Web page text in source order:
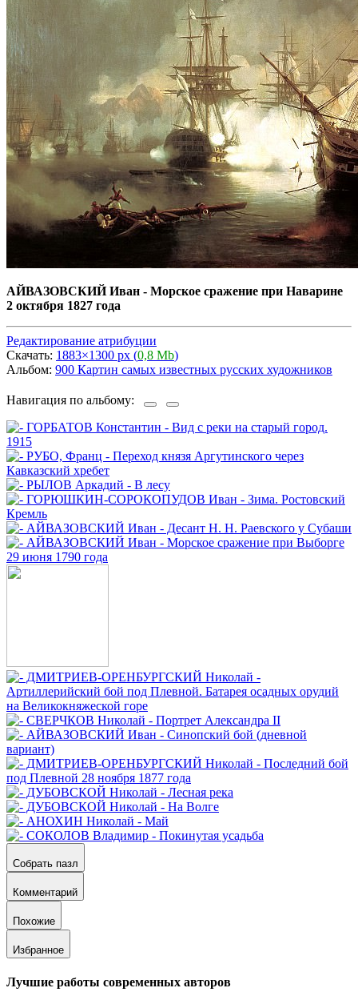
АЙВАЗОВСКИЙ Иван - Морское сражение при Наварине
2 октября 1827 года
Редактирование атрибуции
Скачать: 1883×1300 px (0,8 Mb)
Альбом: 900 Картин самых известных русских художников
Навигация по альбому:
Собрать пазл
Комментарий
Похожие
Избранное
Лучшие работы современных авторов